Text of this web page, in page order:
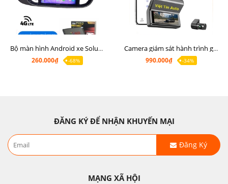
Bộ màn hình Android xe Soluto, mặt dưỡng lắp màn hình Soluto kèm rắc zin
260.000₫
-68%
Camera giám sát hành trình ghi hình 2 mắt Q8 Pro độ phân giải 2K +1080P
990.000₫
-34%
ĐĂNG KÝ ĐỂ NHẬN KHUYẾN MẠI
Đăng Ký
MẠNG XÃ HỘI